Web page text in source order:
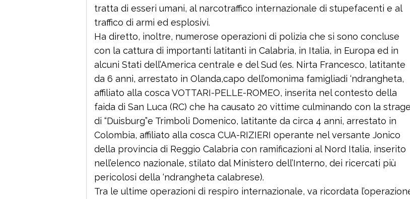
tratta di esseri umani, al narcotraffico internazionale di stupefacenti e al
traffico di armi ed esplosivi.
Ha diretto, inoltre, numerose operazioni di polizia che si sono concluse
con la cattura di importanti latitanti in Calabria, in Italia, in Europa ed in
alcuni Stati dell’America centrale e del Sud (es. Nirta Francesco, latitante
da 6 anni, arrestato in Olanda,capo dell’omonima famigliadi ‘ndrangheta,
affiliato alla cosca VOTTARI-PELLE-ROMEO, inserita nel contesto della
faida di San Luca (RC) che ha causato 20 vittime culminando con la strage
di “Duisburg”e Trimboli Domenico, latitante da circa 4 anni, arrestato in
Colombia, affiliato alla cosca CUA-RIZIERI operante nel versante Jonico
della provincia di Reggio Calabria con ramificazioni al Nord Italia, inserito
nell’elenco nazionale, stilato dal Ministero dell’Interno, dei ricercati più
pericolosi della ‘ndrangheta calabrese).
Tra le ultime operazioni di respiro internazionale, va ricordata